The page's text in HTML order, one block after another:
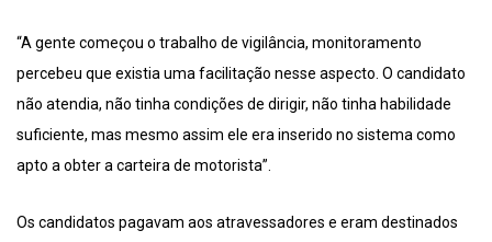
“A gente começou o trabalho de vigilância, monitoramento
percebeu que existia uma facilitação nesse aspecto. O candidato
não atendia, não tinha condições de dirigir, não tinha habilidade
suficiente, mas mesmo assim ele era inserido no sistema como
apto a obter a carteira de motorista”.
Os candidatos pagavam aos atravessadores e eram destinados